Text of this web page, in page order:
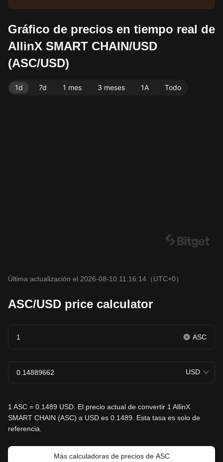
Gráfico de precios en tiempo real de
AllinX SMART CHAIN/USD
(ASC/USD)
1d 7d 1 mes 3 meses 1A Todo
Última actualización el 2026-08-10 11:16:14 （UTC+0）
ASC/USD price calculator
ASC
USD
1 ASC = 0.1489 USD. El precio actual de convertir 1 AllinX
SMART CHAIN (ASC) a USD es 0.1489. Esta tasa es solo de
referencia.
Más calculadoras de precios de ASC